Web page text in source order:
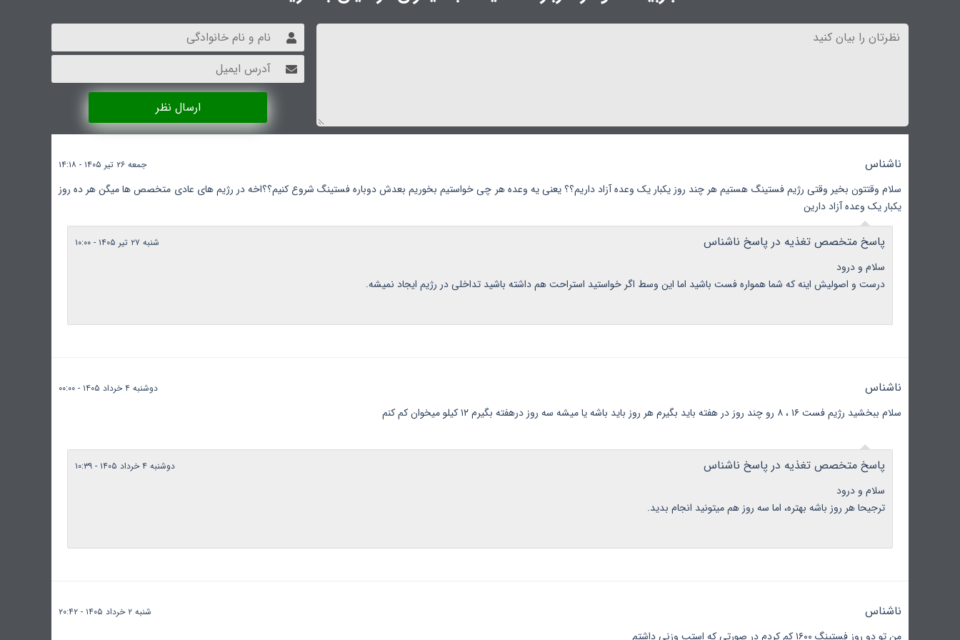
ارسال نظر
ناشناس جمعه ۲۶ تیر ۱۴۰۵ - ۱۴:۱۸
سلام وقتتون بخیر وقتی رژیم فستینگ هستیم هر چند روز یکبار یک وعده آزاد داریم؟؟ یعنی یه وعده هر چی خواستیم بخوریم بعدش دوباره فستینگ شروع کنیم؟؟اخه در رژیم های عادی متخصص ها میگن هر ده روز
یکبار یک وعده آزاد دارین
پاسخ متخصص تغذیه در پاسخ ناشناس شنبه ۲۷ تیر ۱۴۰۵ - ۱۰:۰۰
سلام و درود
درست و اصولیش اینه که شما همواره فست باشید اما این وسط اگر خواستید استراحت هم داشته باشید تداخلی در رژیم ایجاد نمیشه.
ناشناس دوشنبه ۴ خرداد ۱۴۰۵ - ۰۰:۰۰
سلام ببخشید رژیم فست ۱۶ ، ۸ رو چند روز در هفته باید بگیرم هر روز باید باشه یا میشه سه روز درهفته بگیرم ۱۲ کیلو میخوان کم کنم
پاسخ متخصص تغذیه در پاسخ ناشناس دوشنبه ۴ خرداد ۱۴۰۵ - ۱۰:۳۹
سلام و درود
ترجیحا هر روز باشه بهتره، اما سه روز هم میتونید انجام بدید.
ناشناس شنبه ۲ خرداد ۱۴۰۵ - ۲۰:۴۲
من تو دو روز فستینگ ۱۶۰۰ کم کردم در صورتی که استپ وزنی داشتم